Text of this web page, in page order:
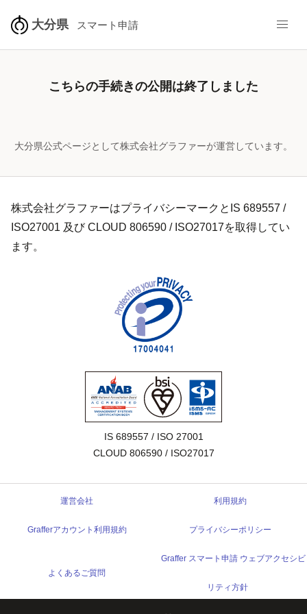
大分県 スマート申請
こちらの手続きの公開は終了しました
大分県公式ページとして株式会社グラファーが運営しています。
株式会社グラファーはプライバシーマークとIS 689557 /
ISO27001 及び CLOUD 806590 / ISO27017を取得してい
ます。
IS 689557 / ISO 27001
CLOUD 806590 / ISO27017
運営会社 利用規約
Grafferアカウント利用規約 プライバシーポリシー
よくあるご質問
Graffer スマート申請 ウェブアクセシビ
リティ方針